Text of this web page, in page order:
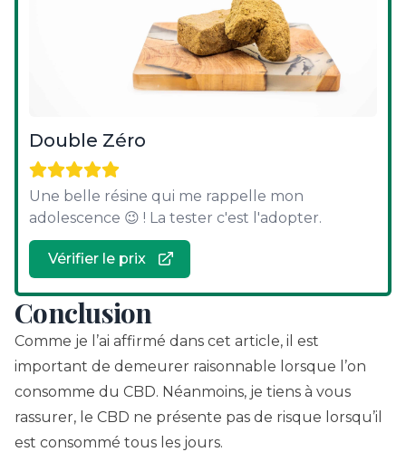
Double Zéro
Une belle résine qui me rappelle mon
adolescence 😉 ! La tester c'est l'adopter.
Vérifier le prix
Conclusion
Comme je l’ai affirmé dans cet article, il est
important de demeurer raisonnable lorsque l’on
consomme du CBD. Néanmoins, je tiens à vous
rassurer, le CBD ne présente pas de risque lorsqu’il
est consommé tous les jours.